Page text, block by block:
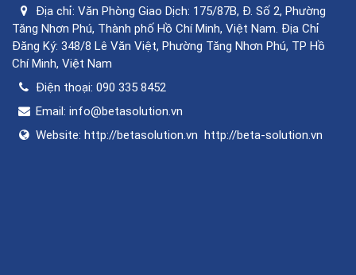
Địa chỉ: Văn Phòng Giao Dịch: 175/87B, Đ. Số 2, Phường
Tăng Nhơn Phú, Thành phố Hồ Chí Minh, Việt Nam. Địa Chỉ
Đăng Ký: 348/8 Lê Văn Việt, Phường Tăng Nhơn Phú, TP Hồ
Chí Minh, Việt Nam
Điện thoại: 090 335 8452
Email: info@betasolution.vn
Website: http://betasolution.vn http://beta-solution.vn